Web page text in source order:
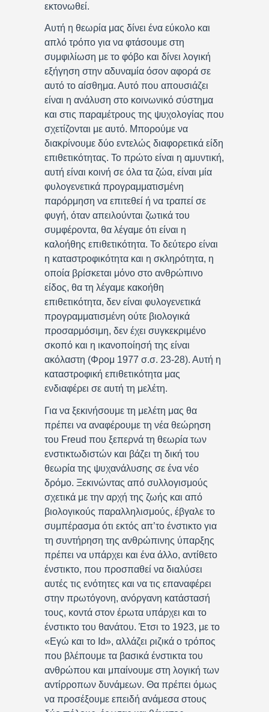
εκτονωθεί.
Αυτή η θεωρία μας δίνει ένα εύκολο και
απλό τρόπο για να φτάσουμε στη
συμφιλίωση με το φόβο και δίνει λογική
εξήγηση στην αδυναμία όσον αφορά σε
αυτό το αίσθημα. Αυτό που απουσιάζει
είναι η ανάλυση στο κοινωνικό σύστημα
και στις παραμέτρους της ψυχολογίας που
σχετίζονται με αυτό. Μπορούμε να
διακρίνουμε δύο εντελώς διαφορετικά είδη
επιθετικότητας. Το πρώτο είναι η αμυντική,
αυτή είναι κοινή σε όλα τα ζώα, είναι μία
φυλογενετικά προγραμματισμένη
παρόρμηση να επιτεθεί ή να τραπεί σε
φυγή, όταν απειλούνται ζωτικά του
συμφέροντα, θα λέγαμε ότι είναι η
καλοήθης επιθετικότητα. Το δεύτερο είναι
η καταστροφικότητα και η σκληρότητα, η
οποία βρίσκεται μόνο στο ανθρώπινο
είδος, θα τη λέγαμε κακοήθη
επιθετικότητα, δεν είναι φυλογενετικά
προγραμματισμένη ούτε βιολογικά
προσαρμόσιμη, δεν έχει συγκεκριμένο
σκοπό και η ικανοποίησή της είναι
ακόλαστη (Φρομ 1977 σ.σ. 23-28). Αυτή η
καταστροφική επιθετικότητα μας
ενδιαφέρει σε αυτή τη μελέτη.
Για να ξεκινήσουμε τη μελέτη μας θα
πρέπει να αναφέρουμε τη νέα θεώρηση
του Freud που ξεπερνά τη θεωρία των
ενστικτωδιστών και βάζει τη δική του
θεωρία της ψυχανάλυσης σε ένα νέο
δρόμο. Ξεκινώντας από συλλογισμούς
σχετικά με την αρχή της ζωής και από
βιολογικούς παραλληλισμούς, έβγαλε το
συμπέρασμα ότι εκτός απ’το ένστικτο για
τη συντήρηση της ανθρώπινης ύπαρξης
πρέπει να υπάρχει και ένα άλλο, αντίθετο
ένστικτο, που προσπαθεί να διαλύσει
αυτές τις ενότητες και να τις επαναφέρει
στην πρωτόγονη, ανόργανη κατάστασή
τους, κοντά στον έρωτα υπάρχει και το
ένστικτο του θανάτου. Έτσι το 1923, με το
«Εγώ και το Id», αλλάζει ριζικά ο τρόπος
που βλέπουμε τα βασικά ένστικτα του
ανθρώπου και μπαίνουμε στη λογική των
αντίρροπων δυνάμεων. Θα πρέπει όμως
να προσέξουμε επειδή ανάμεσα στους